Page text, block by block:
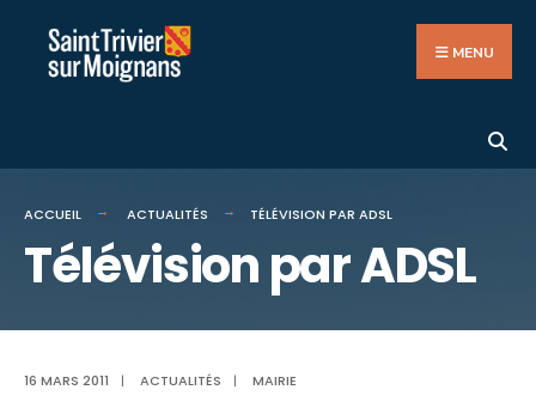
Aller
MENU
ACCUEIL ACTUALITÉS TÉLÉVISION PAR ADSL
Télévision par ADSL
16 MARS 2011 | ACTUALITÉS | MAIRIE
for: